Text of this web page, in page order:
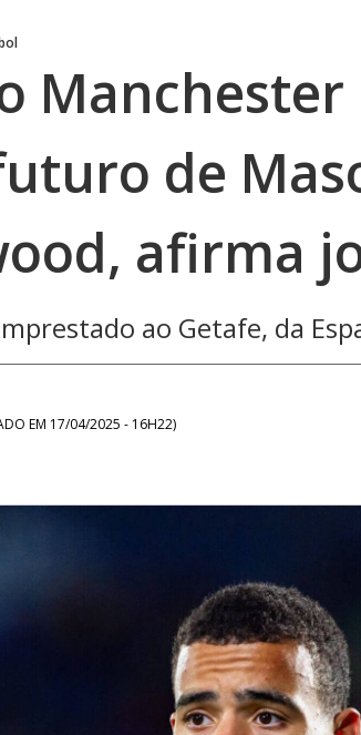
de
afirma
ao Getafe, da
EM 17/04/2025 - 16H22)